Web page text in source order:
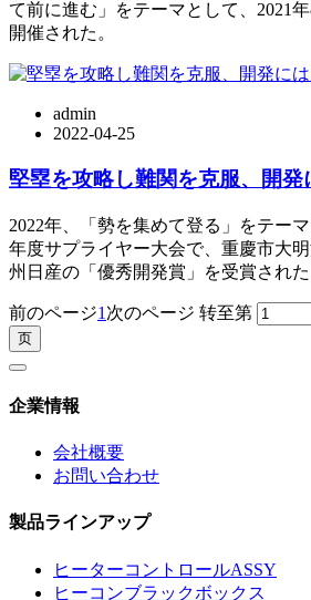
て前に進む」をテーマとして、2021
開催された。
admin
2022-04-25
堅塁を攻略し難関を克服、開
2022年、「勢を集めて登る」をテー
年度サプライヤー大会で、重慶市大
州日産の「優秀開発賞」を受賞された
前のページ1 次のページ 转至第
企業情報
会社概要
お問い合わせ
製品ラインアップ
ヒーターコントロールASSY
ヒーコンブラックボックス